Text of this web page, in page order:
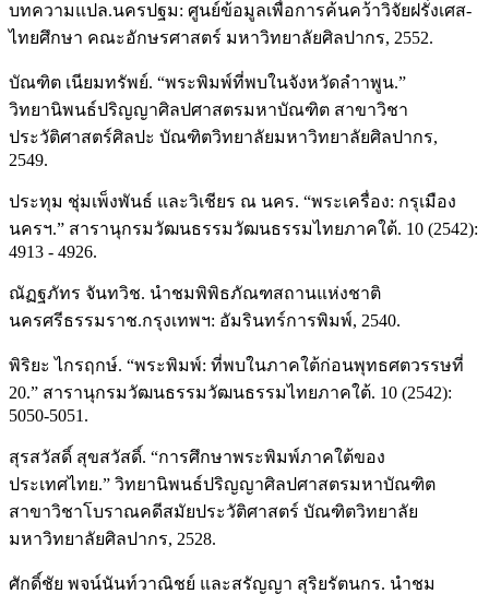
บทความแปล.นครปฐม: ศูนย์ข้อมูลเพื่อการค้นคว้าวิจัยฝรั่งเศส-
ไทยศึกษา คณะอักษรศาสตร์ มหาวิทยาลัยศิลปากร, 2552.
บัณฑิต เนียมทรัพย์. “พระพิมพ์ที่พบในจังหวัดลําาพูน.”
วิทยานิพนธ์ปริญญาศิลปศาสตรมหาบัณฑิต สาขาวิชา
ประวัติศาสตร์ศิลปะ บัณฑิตวิทยาลัยมหาวิทยาลัยศิลปากร,
2549.
ประทุม ชุ่มเพ็งพันธ์ และวิเชียร ณ นคร. “พระเครื่อง: กรุเมือง
นครฯ.” สารานุกรมวัฒนธรรมวัฒนธรรมไทยภาคใต้. 10 (2542):
4913 - 4926.
ณัฏฐภัทร จันทวิช. นําชมพิพิธภัณฑสถานแห่งชาติ
นครศรีธรรมราช.กรุงเทพฯ: อัมรินทร์การพิมพ์, 2540.
พิริยะ ไกรฤกษ์. “พระพิมพ์: ที่พบในภาคใต้ก่อนพุทธศตวรรษที่
20.” สารานุกรมวัฒนธรรมวัฒนธรรมไทยภาคใต้. 10 (2542):
5050-5051.
สุรสวัสดิ์ สุขสวัสดิ์. “การศึกษาพระพิมพ์ภาคใต้ของ
ประเทศไทย.” วิทยานิพนธ์ปริญญาศิลปศาสตรมหาบัณฑิต
สาขาวิชาโบราณคดีสมัยประวัติศาสตร์ บัณฑิตวิทยาลัย
มหาวิทยาลัยศิลปากร, 2528.
ศักดิ์ชัย พจน์นันท์วาณิชย์ และสรัญญา สุริยรัตนกร. นําชม